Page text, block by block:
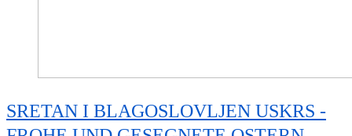
SRETAN I BLAGOSLOVLJEN USKRS -